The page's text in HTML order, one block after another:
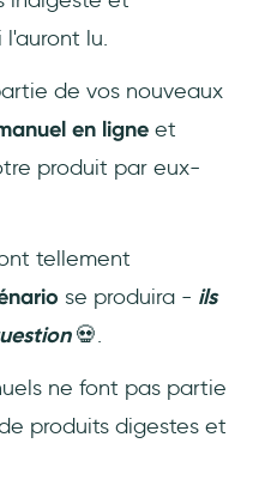
lu.
de vos nouveaux
en ligne et
produit par eux-
tellement
se produira - ils
💀.
ne font pas partie
produits digestes et